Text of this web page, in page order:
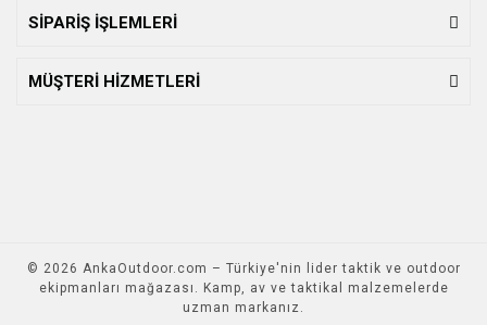
SİPARİŞ İŞLEMLERİ
MÜŞTERİ HİZMETLERİ
© 2026 AnkaOutdoor.com – Türkiye'nin lider taktik ve outdoor
ekipmanları mağazası. Kamp, av ve taktikal malzemelerde
uzman markanız.